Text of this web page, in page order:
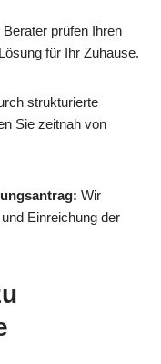
Berater prüfen Ihren
für Ihr Zuhause.
strukturierte
Sie zeitnah von
Wir
Einreichung der